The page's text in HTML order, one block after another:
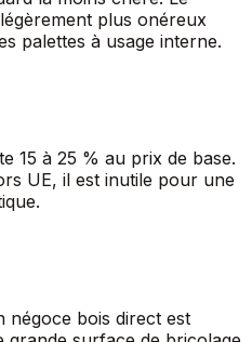
plus onéreux
palettes à usage interne.
15 à 25 % au prix de base.
UE, il est inutile pour une
bois direct est